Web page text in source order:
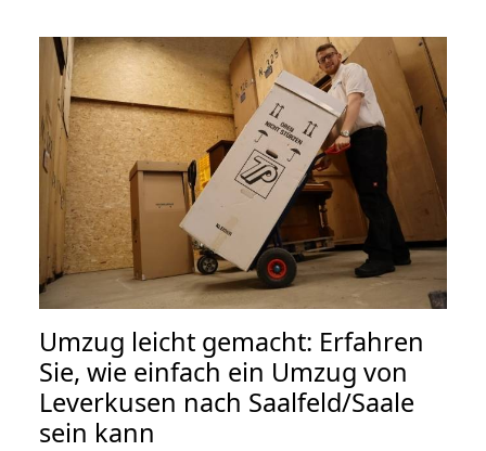
Umzug leicht gemacht: Erfahren
Sie, wie einfach ein Umzug von
Leverkusen nach Saalfeld/Saale
sein kann